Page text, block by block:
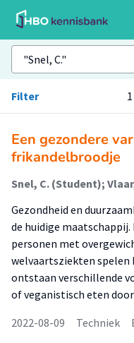
Filter
Een gezondere
frikandelbroodje
Snel, C. (Student);
Gezondheid en
de huidige
personen met
welvaartsziekten spelen
ontstaan verschillende
of veganistisch eten
2022-08-09
Techniek